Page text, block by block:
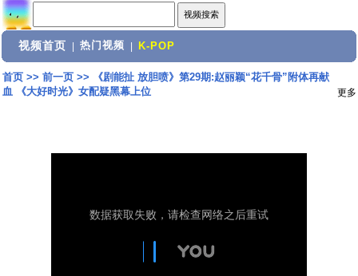
视频首页 热门视频 K-POP
首页>> 前一页>>
《剧能扯 放胆喷》第29期:赵丽颖“花千骨”附体再献
血 《大好时光》女配疑黑幕上位
更多